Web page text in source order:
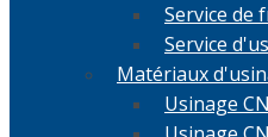
Service de
Service
Matériaux
Usinage